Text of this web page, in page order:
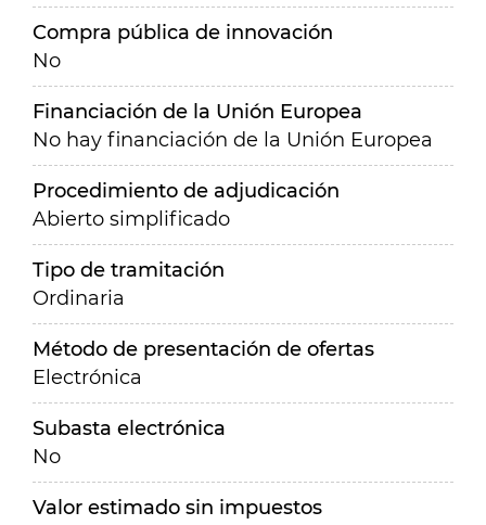
Compra pública de innovación
No
Financiación de la Unión Europea
No hay financiación de la Unión Europea
Procedimiento de adjudicación
Abierto simplificado
Tipo de tramitación
Ordinaria
Método de presentación de ofertas
Electrónica
Subasta electrónica
No
Valor estimado sin impuestos